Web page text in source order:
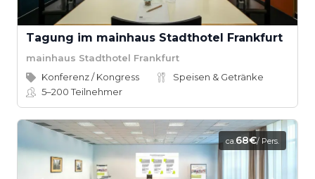
Tagung im mainhaus Stadthotel Frankfurt
mainhaus Stadthotel Frankfurt
Konferenz / Kongress
Speisen & Getränke
5–200Teilnehmer
ca.68€/ Pers.